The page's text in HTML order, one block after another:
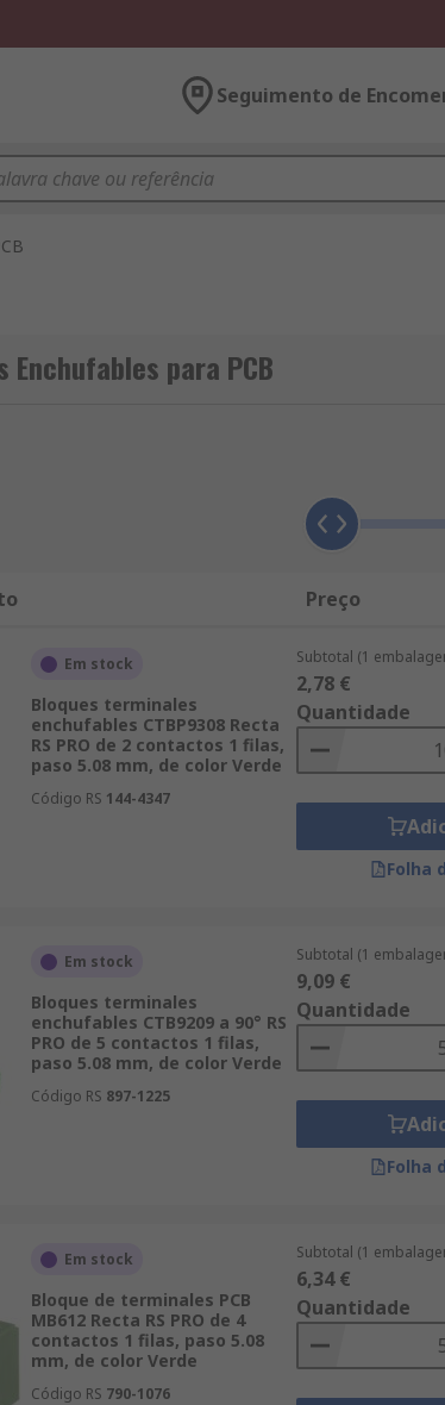
Seguimento de
para PCB
Preço
Em stock
Bloques terminales
enchufables CTBP9308 Recta
RS PRO de 2 contactos 1 filas,
paso 5.08 mm, de color Verde
Código RS 144-4347
Subtotal (1
2,78 €
Quantidade
Folha
Em stock
Bloques terminales
enchufables CTB9209 a 90° RS
PRO de 5 contactos 1 filas,
paso 5.08 mm, de color Verde
Código RS 897-1225
Subtotal (1
9,09 €
Quantidade
Folha
Em stock
Bloque de terminales PCB
MB612 Recta RS PRO de 4
contactos 1 filas, paso 5.08
mm, de color Verde
Código RS 790-1076
Subtotal (1
6,34 €
Quantidade